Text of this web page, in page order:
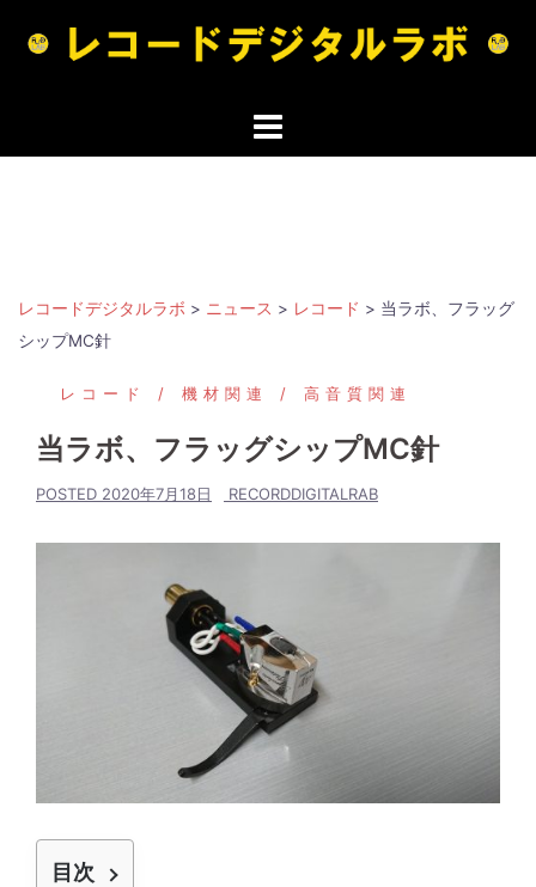
レコードデジタルラボ > ニュース > レコード > 当ラボ、フラッグ
シップMC針
レコード 機材関連 高音質関連
当ラボ、フラッグシップMC針
POSTED 2020年7月18日 RECORDDIGITALRAB
目次